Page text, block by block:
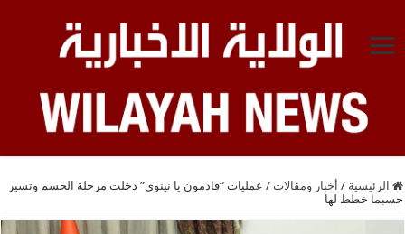
الرئيسية / أخبار ومقالات / عمليات “قادمون يا نينوى” دخلت مرحلة الحسم وتسير
حسبما خطط لها